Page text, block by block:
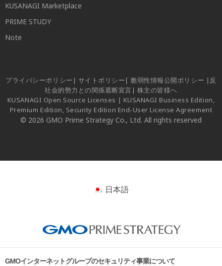
KUSANAGI Marketplace
PRIME STUDY
Note
プライバシーポリシー | サイトポリシー | 脆弱性情報公開ポリシー | 反
社会的勢力との関係遮断宣言 | 株主の皆様へ
KUSANAGI Open Source Licenses | KUSANAGI Business Edition,
Premium Edition, Security Edition End-User License Agreement
© 2026 GMO Prime Strategy Co., Ltd. All rights reserved
日本語
GMOインターネットグループのセキュリティ事業について